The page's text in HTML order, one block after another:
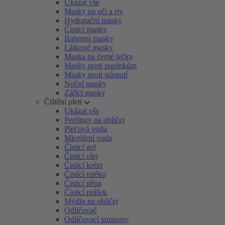
Ukázat vše
Masky na oči a rty
Hydratační masky
Čisticí masky
Bahenní masky
Látkové masky
Maska na černé tečky
Masky proti pupínkům
Masky proti stárnutí
Noční masky
Zářící masky
Čištění pleti
Ukázat vše
Peelingy na obličej
Pleťová voda
Micelární voda
Čisticí gel
Čisticí olej
Čisticí krém
Čistící mléko
Čisticí pěna
Čisticí prášek
Mýdlo na obličej
Odličovač
Odličovací tampony